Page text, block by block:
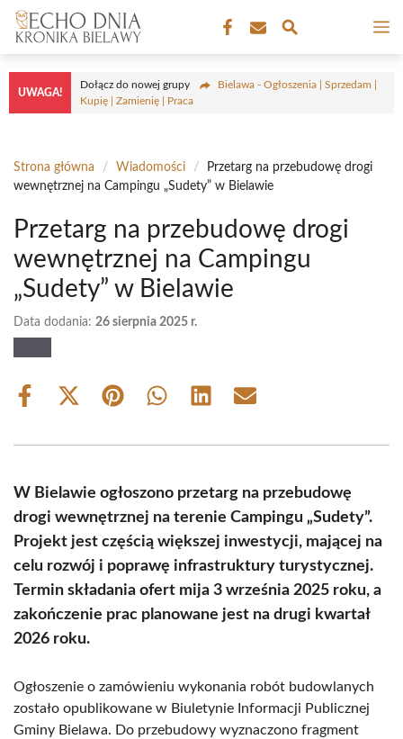
Przejdź
treści
UWAGA!
Dołącz do nowej grupy
Bielawa - Ogłoszenia | Sprzedam |
Kupię | Zamienię | Praca
Strona główna / Wiadomości /
Przetarg na przebudowę drogi
wewnętrznej na Campingu „Sudety” w Bielawie
Przetarg na przebudowę drogi
wewnętrznej na Campingu
„Sudety” w Bielawie
Data dodania: 26 sierpnia 2025 r.
Share
Share
(Twitter)
Share Share Share Share
W Bielawie ogłoszono przetarg na przebudowę
drogi wewnętrznej na terenie Campingu „Sudety”.
Projekt jest częścią większej inwestycji, mającej na
celu rozwój i poprawę infrastruktury turystycznej.
Termin składania ofert mija 3 września 2025 roku, a
zakończenie prac planowane jest na drugi kwartał
2026 roku.
Ogłoszenie o zamówieniu wykonania robót budowlanych
zostało opublikowane w Biuletynie Informacji Publicznej
Gminy Bielawa. Do przebudowy wyznaczono fragment